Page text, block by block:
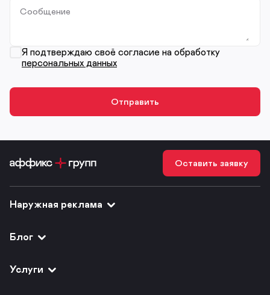
Сообщение
Я подтверждаю своё согласие на обработку
персональных данных
Оставить заявку
Наружная реклама
Блог
Услуги